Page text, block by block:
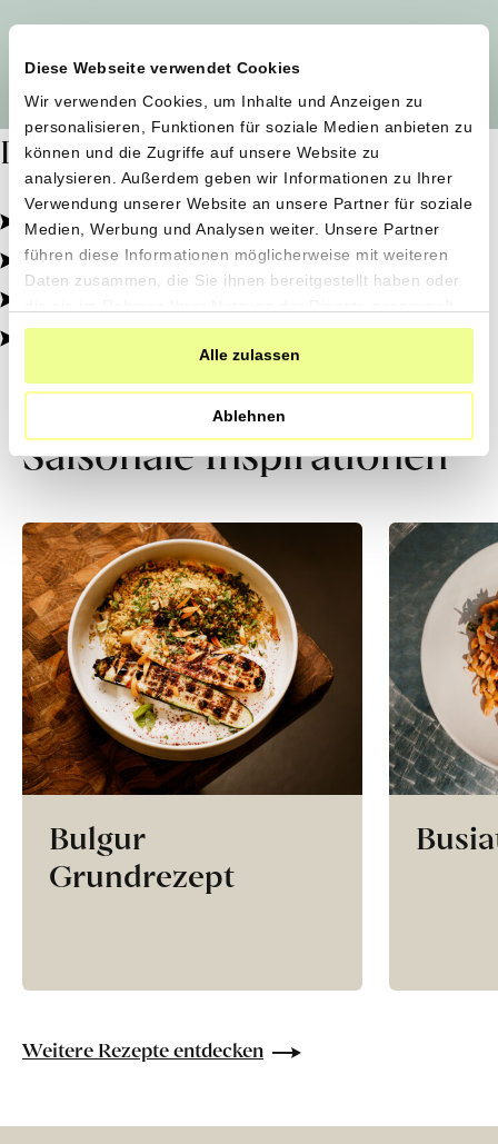
Diese Webseite verwendet Cookies
Wir verwenden Cookies, um Inhalte und Anzeigen zu
personalisieren, Funktionen für soziale Medien anbieten zu
können und die Zugriffe auf unsere Website zu
analysieren. Außerdem geben wir Informationen zu Ihrer
Verwendung unserer Website an unsere Partner für soziale
Medien, Werbung und Analysen weiter. Unsere Partner
führen diese Informationen möglicherweise mit weiteren
Daten zusammen, die Sie ihnen bereitgestellt haben oder
haben.
Alle zulassen
Ablehnen
Dafür stehen wir
Pestizidfrei angebaut, schonend verarbeitet.
Natürliche Zutaten, echter Geschmack.
Von kleinen Höfen, direkt zu dir.
100% transparent, 0% Zusatzstoffe.
Saisonale Inspirationen
Bulgur
Grundrezept
Weitere Rezepte entdecken